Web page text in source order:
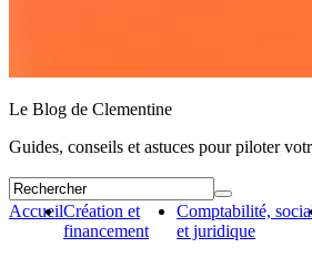
Le Blog de Clementine
Guides, conseils et astuces pour piloter
AccueilCréation et
financement
Comptabilité,
et juridique